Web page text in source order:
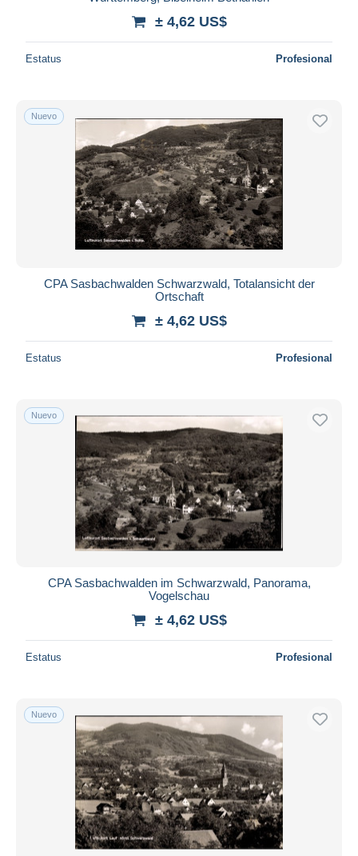
± 4,62 US$
Estatus Profesional
Nuevo
CPA Sasbachwalden Schwarzwald, Totalansicht der
Ortschaft
± 4,62 US$
Estatus Profesional
Nuevo
CPA Sasbachwalden im Schwarzwald, Panorama,
Vogelschau
± 4,62 US$
Estatus Profesional
Nuevo